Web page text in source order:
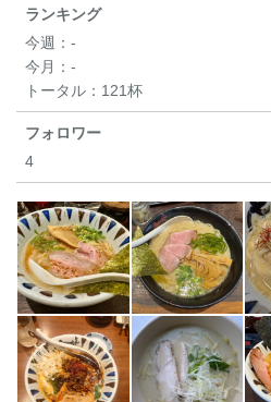
ランキング
今週： -
今月： -
トータル： 121杯
フォロワー
4